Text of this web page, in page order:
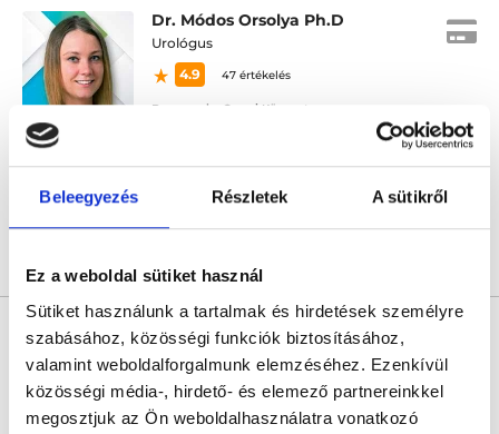
Beleegyezés Részletek A sütikről
Ez a weboldal sütiket használ
Sütiket használunk a tartalmak és hirdetések személyre
szabásához, közösségi funkciók biztosításához,
valamint weboldalforgalmunk elemzéséhez. Ezenkívül
közösségi média-, hirdető- és elemező partnereinkkel
megosztjuk az Ön weboldalhasználatra vonatkozó
Dr. Módos Orsolya Ph.D
Urológus
4.9
47 értékelés
Benyovszky Orvosi Központ
Budapest, VIII. kerület, Benyovszky Móric utca 10.
* Szakorvos jelölt (rezidens): általános orvosi oklevéllel rendelkező
orvos, aki jogszabályok szerinti szakorvosi szakképesítés
megszerzésére irányuló képzésben vesz részt. Ezen orvosok által
önállóan nem végezhető szakmai tevékenységért teljes
felelősséggel tartozik és azt közvetlenül felügyeli az egészségügyi
szolgáltató szakorvosa az első részvizsgáig, utána pedig a
szakorvosjelölt önállóan láthat el feladatokat. A foglaljorvost.hu